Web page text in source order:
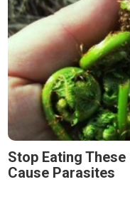
Stop Eating
Cause Parasites